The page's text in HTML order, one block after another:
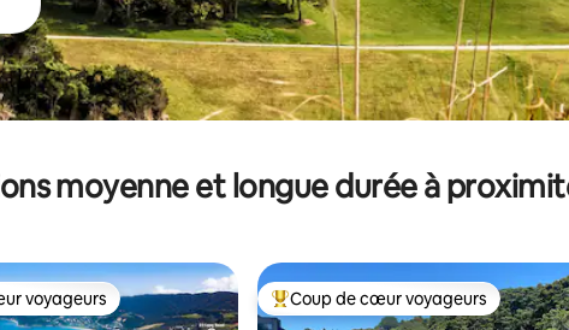
moyenne et longue durée à
voyageurs
voyageurs Coups de cœur voyageurs les plus
Coup de cœur voyageurs